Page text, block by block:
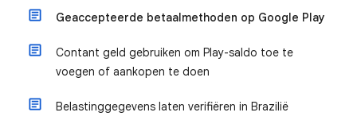
Geaccepteerde betaalmethoden op Google Play
Contant geld gebruiken om Play-saldo toe te
voegen of aankopen te doen
Belastinggegevens laten verifiëren in Brazilië